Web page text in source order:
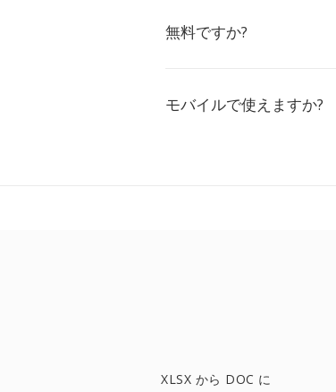
無料ですか?
モバイルで使えますか?
XLSX から DOC に